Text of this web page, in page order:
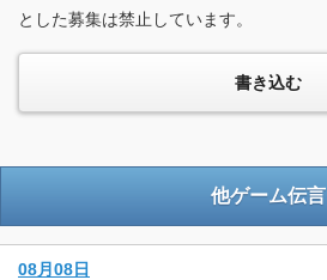
とした募集は禁止しています。
他ゲーム伝言
08月08日